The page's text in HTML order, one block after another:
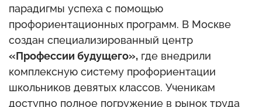
парадигмы успеха с помощью
профориентационных программ. В Москве
создан специализированный центр
«Профессии будущего», где внедрили
комплексную систему профориентации
школьников девятых классов. Ученикам
доступно полное погружение в рынок труда